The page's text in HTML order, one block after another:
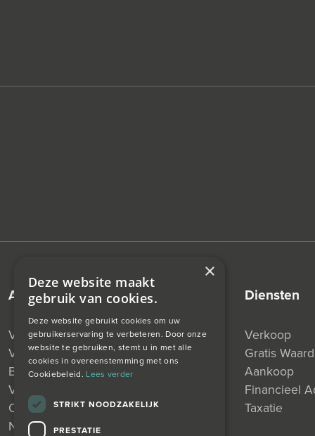
aanbod
Verkocht
Verhuurd
Beschikbaar
Verkocht Onder Voorbehoud
Onder Bod
Nieuw
diensten
Verkoop
Gratis
Aankoop
Financieel
Taxatie
×
Deze website maakt
gebruik van cookies.
Deze website gebruikt cookies om uw
gebruikerservaring te verbeteren. Door onze
website te gebruiken, stemt u in met alle
cookies in overeenstemming met ons
Cookiebeleid. Lees verder
STRIKT NOODZAKELIJK
PRESTATIE